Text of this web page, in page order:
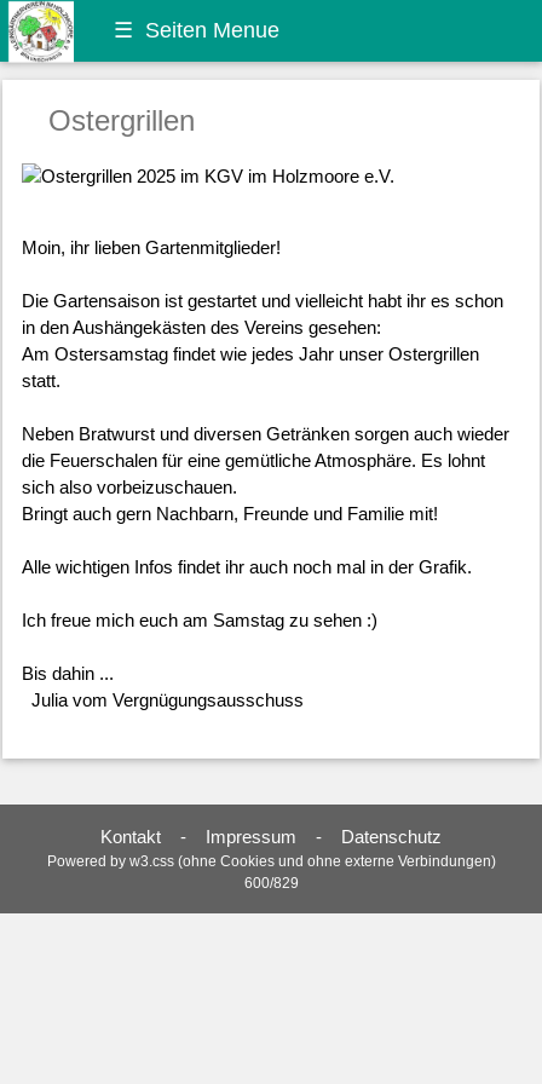
☰ Seiten Menue
Oster­grillen
Moin, ihr lieben Gartenmitglieder!
Die Gartensaison ist gestartet und vielleicht habt ihr es schon
in den Aushängekästen des Vereins gesehen:
Am Ostersamstag findet wie jedes Jahr unser Ostergrillen
statt.
Neben Bratwurst und diversen Getränken sorgen auch wieder
die Feuerschalen für eine gemütliche Atmosphäre. Es lohnt
sich also vorbeizuschauen.
Bringt auch gern Nachbarn, Freunde und Familie mit!
Alle wichtigen Infos findet ihr auch noch mal in der Grafik.
Ich freue mich euch am Samstag zu sehen :)
Bis dahin ...
Kontakt - Impressum - Datenschutz
Powered by w3.css(ohne Cookies und ohne externe Verbindungen)
600/829